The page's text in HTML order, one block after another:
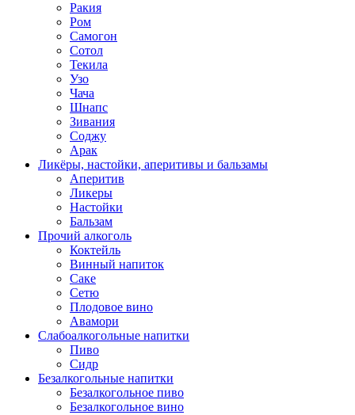
Ракия
Ром
Самогон
Сотол
Текила
Узо
Чача
Шнапс
Зивания
Соджу
Арак
Ликёры, настойки, аперитивы и бальзамы
Аперитив
Ликеры
Настойки
Бальзам
Прочий алкоголь
Коктейль
Винный напиток
Саке
Сетю
Плодовое вино
Авамори
Слабоалкогольные напитки
Пиво
Сидр
Безалкогольные напитки
Безалкогольное пиво
Безалкогольное вино